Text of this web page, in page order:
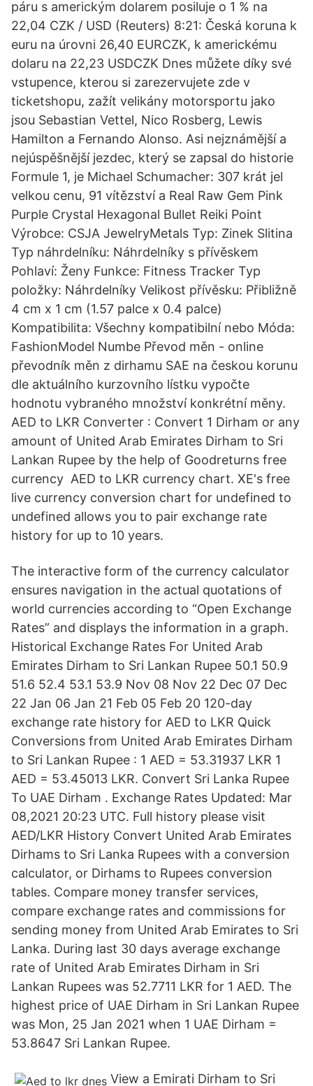
páru s americkým dolarem posiluje o 1 % na
22,04 CZK / USD (Reuters) 8:21: Česká koruna k
euru na úrovni 26,40 EURCZK, k americkému
dolaru na 22,23 USDCZK Dnes můžete díky své
vstupence, kterou si zarezervujete zde v
ticketshopu, zažít velikány motorsportu jako
jsou Sebastian Vettel, Nico Rosberg, Lewis
Hamilton a Fernando Alonso. Asi nejznámější a
nejúspěšnější jezdec, který se zapsal do historie
Formule 1, je Michael Schumacher: 307 krát jel
velkou cenu, 91 vítězství a Real Raw Gem Pink
Purple Crystal Hexagonal Bullet Reiki Point
Výrobce: CSJA JewelryMetals Typ: Zinek Slitina
Typ náhrdelníku: Náhrdelníky s přívěskem
Pohlaví: Ženy Funkce: Fitness Tracker Typ
položky: Náhrdelníky Velikost přívěsku: Přibližně
4 cm x 1 cm (1.57 palce x 0.4 palce)
Kompatibilita: Všechny kompatibilní nebo Móda:
FashionModel Numbe Převod měn - online
převodník měn z dirhamu SAE na českou korunu
dle aktuálního kurzovního lístku vypočte
hodnotu vybraného množství konkrétní měny.
AED to LKR Converter : Convert 1 Dirham or any
amount of United Arab Emirates Dirham to Sri
Lankan Rupee by the help of Goodreturns free
currency AED to LKR currency chart. XE's free
live currency conversion chart for undefined to
undefined allows you to pair exchange rate
history for up to 10 years.
The interactive form of the currency calculator
ensures navigation in the actual quotations of
world currencies according to “Open Exchange
Rates” and displays the information in a graph.
Historical Exchange Rates For United Arab
Emirates Dirham to Sri Lankan Rupee 50.1 50.9
51.6 52.4 53.1 53.9 Nov 08 Nov 22 Dec 07 Dec
22 Jan 06 Jan 21 Feb 05 Feb 20 120-day
exchange rate history for AED to LKR Quick
Conversions from United Arab Emirates Dirham
to Sri Lankan Rupee : 1 AED = 53.31937 LKR 1
AED = 53.45013 LKR. Convert Sri Lanka Rupee
To UAE Dirham . Exchange Rates Updated: Mar
08,2021 20:23 UTC. Full history please visit
AED/LKR History Convert United Arab Emirates
Dirhams to Sri Lanka Rupees with a conversion
calculator, or Dirhams to Rupees conversion
tables. Compare money transfer services,
compare exchange rates and commissions for
sending money from United Arab Emirates to Sri
Lanka. During last 30 days average exchange
rate of United Arab Emirates Dirham in Sri
Lankan Rupees was 52.7711 LKR for 1 AED. The
highest price of UAE Dirham in Sri Lankan Rupee
was Mon, 25 Jan 2021 when 1 UAE Dirham =
53.8647 Sri Lankan Rupee.
View a Emirati Dirham to Sri